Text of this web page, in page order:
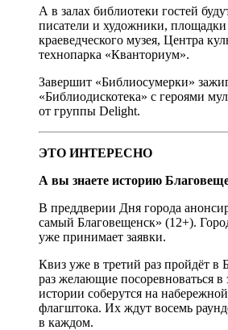
А в залах библиотеки гостей
писатели и художники,
краеведческого музея, Центра
технопарка «Кванториум».
Завершит «Библиосумерки»
«Библиодискотека» с героями
от группы Delight.
ЭТО ИНТЕРЕСНО
А вы знаете историю
В преддверии Дня города
самый Благовещенск» (12+).
уже принимает заявки.
Квиз уже в третий раз пройдёт в
раз желающие посоревноваться в
истории соберутся на
флагштока. Их ждут восемь
в каждом.